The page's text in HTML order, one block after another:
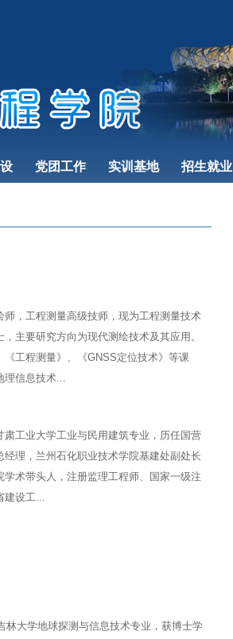
党团工作 实训基地 招生就业
，工程测量高级技师，现为工程测量技术
主要研究方向为现代测绘技术及其应用。
工程测量》、《GNSS定位技术》等课
理信息技术...
工业大学工业与民用建筑专业，历任国营
理，兰州石化职业技术学院基建处副处长
术带头人，注册监理工程师、国家一级注
建设工...
林大学地球探测与信息技术专业，获博士学